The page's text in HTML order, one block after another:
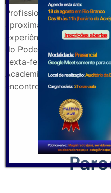
Profissionais da Polícia
aproximação com o
experiências e possíveis
do Poder Judiciário do
sexta-feira (15) a visita
Academia de Polícia Civil
encontro foi pautado